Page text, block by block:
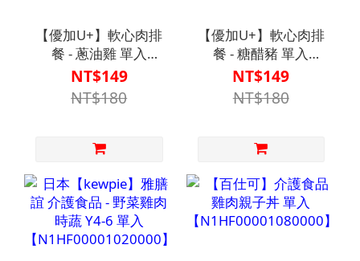
【優加U+】軟心肉排
餐 - 蔥油雞 單入
【N1HF00001210000】
NT$149
NT$180
【優加U+】軟心肉排
餐 - 糖醋豬 單入
【N1HF00001180000】
NT$149
NT$180